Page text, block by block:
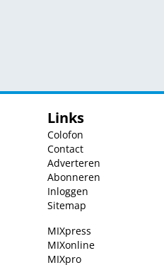
Links
Colofon
Contact
Adverteren
Abonneren
Inloggen
Sitemap
MIXpress
MIXonline
MIXpro